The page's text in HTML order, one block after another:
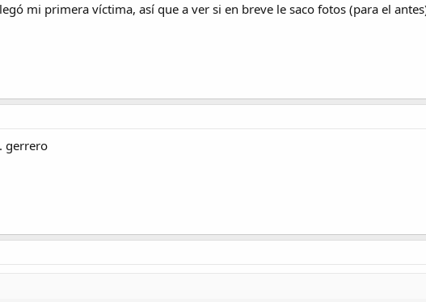
mi primera víctima, así que a ver si en breve le saco fotos (para el
gerrero